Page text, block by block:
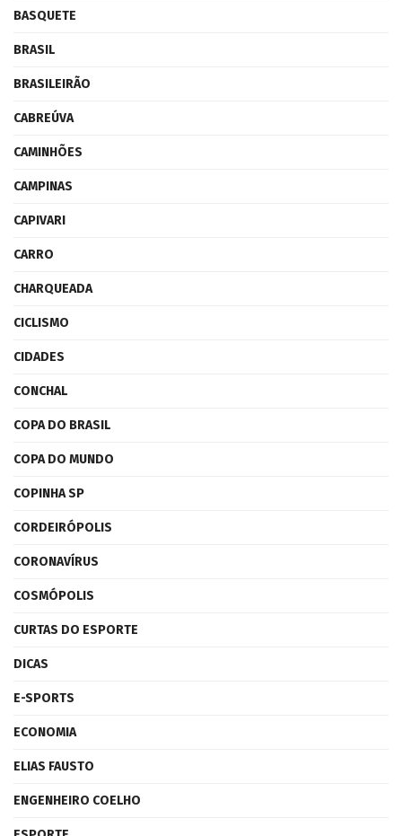
BASQUETE
BRASIL
BRASILEIRÃO
CABREÚVA
CAMINHÕES
CAMPINAS
CAPIVARI
CARRO
CHARQUEADA
CICLISMO
CIDADES
CONCHAL
COPA DO BRASIL
COPA DO MUNDO
COPINHA SP
CORDEIRÓPOLIS
CORONAVÍRUS
COSMÓPOLIS
CURTAS DO ESPORTE
DICAS
E-SPORTS
ECONOMIA
ELIAS FAUSTO
ENGENHEIRO COELHO